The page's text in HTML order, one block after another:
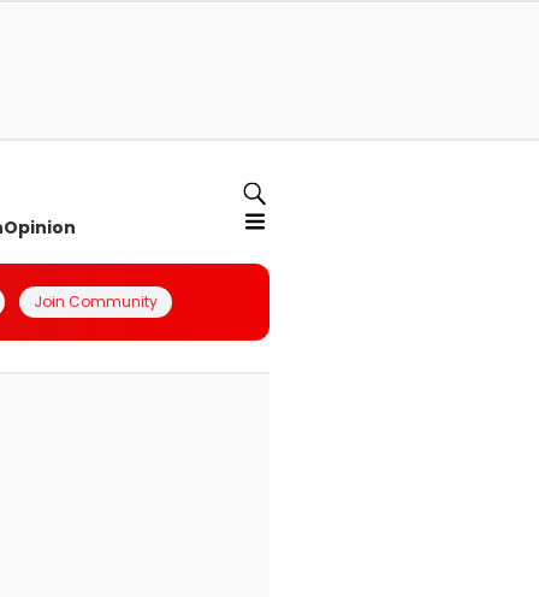
Opinion
Join Community